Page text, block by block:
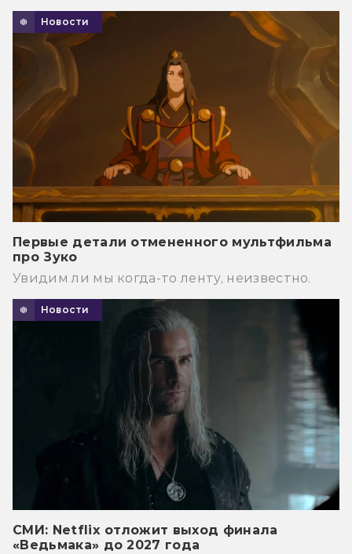
Новости
Первые детали отмененного мультфильма
про Зуко
Увидим ли мы когда-то ленту, неизвестно.
Новости
СМИ: Netflix отложит выход финала
«Ведьмака» до 2027 года